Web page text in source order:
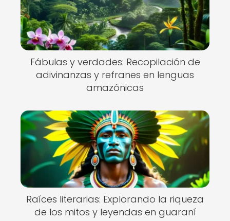
Fábulas y verdades: Recopilación de
adivinanzas y refranes en lenguas
amazónicas
Raíces literarias: Explorando la riqueza
de los mitos y leyendas en guaraní